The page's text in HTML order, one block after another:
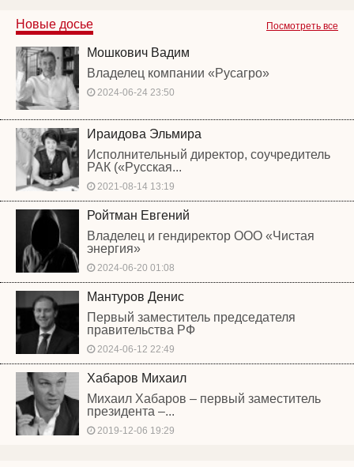
Посмотреть все
Новые досье
Мошкович Вадим
Владелец компании «Русагро»
2024-06-24 23:50
Ираидова Эльмира
Исполнительный директор, соучредитель
РАК («Русская...
2021-08-14 13:19
Ройтман Евгений
Владелец и гендиректор ООО «Чистая
энергия»
2024-06-20 01:08
Мантуров Денис
Первый заместитель председателя
правительства РФ
2024-06-12 22:49
Хабаров Михаил
Михаил Хабаров – первый заместитель
президента –...
2019-12-06 19:29